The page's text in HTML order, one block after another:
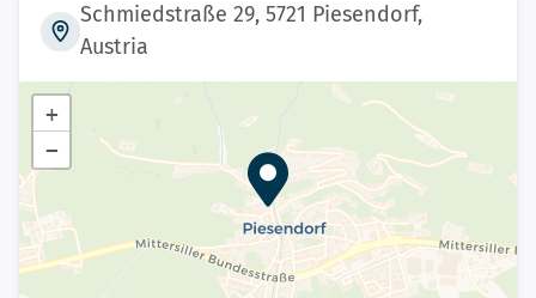
Schmiedstraße 29, 5721 Piesendorf,
Austria
+
−